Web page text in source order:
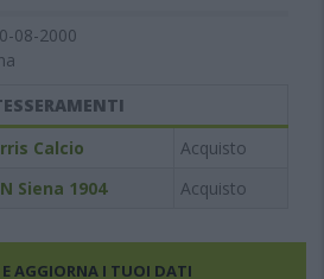
08-2000
Calcio
Acquisto
Siena 1904 Acquisto
AGGIORNA I TUOI DATI